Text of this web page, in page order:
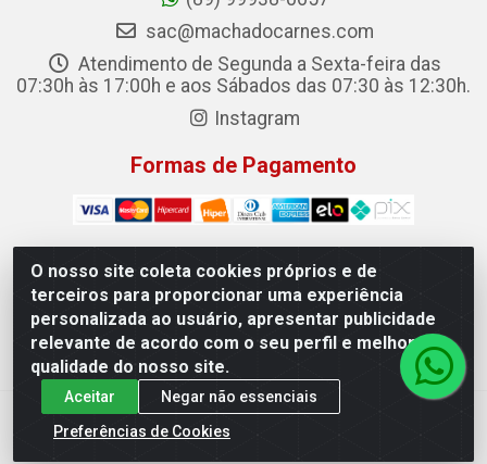
O nosso site coleta cookies próprios e de
terceiros para proporcionar uma experiência
personalizada ao usuário, apresentar publicidade
relevante de acordo com o seu perfil e melhorar a
qualidade do nosso site.
Aceitar
Negar não essenciais
Preferências de Cookies
sac@machadocarnes.com
Atendimento de Segunda a Sexta-feira das
07:30h às 17:00h e aos Sábados das 07:30 às 12:30h.
Instagram
Formas de Pagamento
Machado Carnes Distribuidora de Alimentos LTDA -
Logradouro: Avenida Candido Aleixo, 148 - Centro - Oeiras/PI
- CEP 64.500-000 - 31.391.008/0001-50